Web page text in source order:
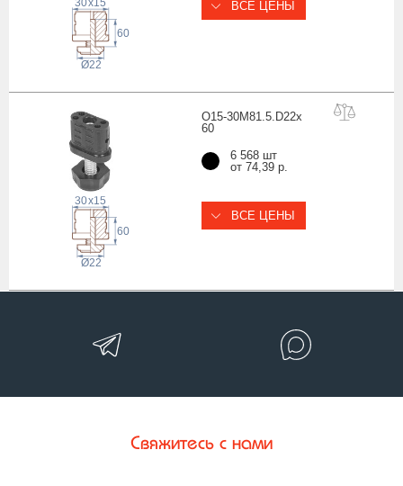
60
Ø22
ВСЕ ЦЕНЫ
O15-30M81.5.D22x
60
15
x
30
60
Ø22
6 568 шт
от 74,39 р.
ВСЕ ЦЕНЫ
Свяжитесь с нами